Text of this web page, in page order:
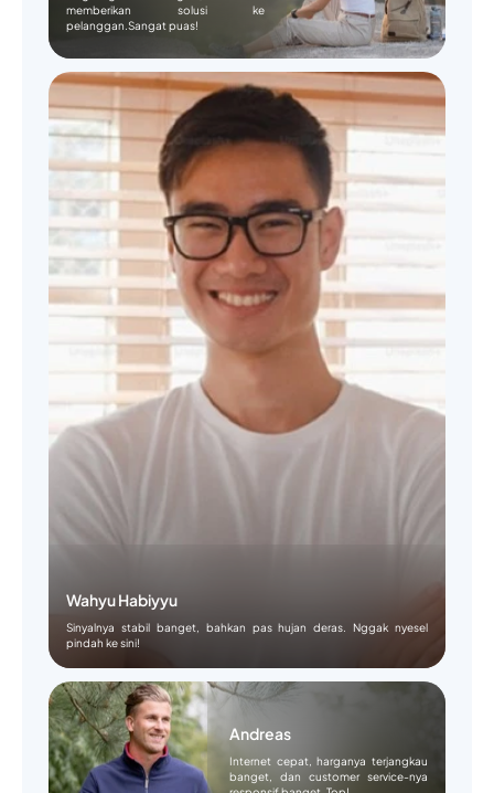
memberikan solusi ke
pelanggan.Sangat puas!
Wahyu Habiyyu
Sinyalnya stabil banget, bahkan pas hujan deras. Nggak nyesel
pindah ke sini!
Andreas
Internet cepat, harganya terjangkau
banget, dan customer service-nya